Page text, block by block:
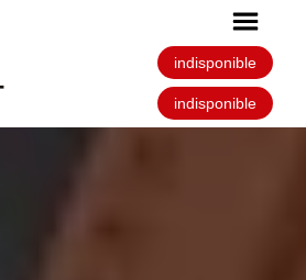
indisponible
indisponible